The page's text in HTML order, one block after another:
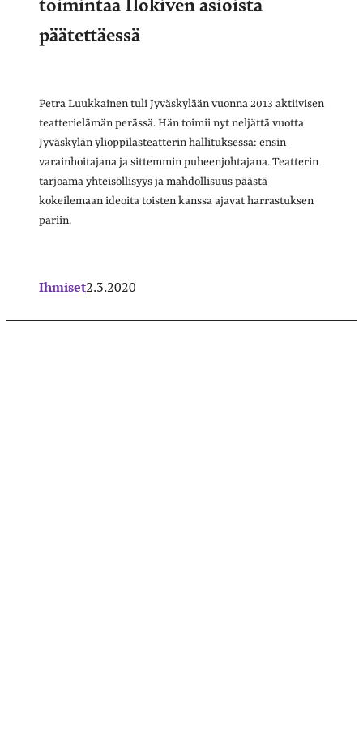
päätettäessä
Petra Luukkainen tuli Jyväskylään vuonna 2013 aktiivisen
teatterielämän perässä. Hän toimii nyt neljättä vuotta
Jyväskylän ylioppilasteatterin hallituksessa: ensin
varainhoitajana ja sittemmin puheenjohtajana. Teatterin
tarjoama yhteisöllisyys ja mahdollisuus päästä
kokeilemaan ideoita toisten kanssa ajavat harrastuksen
pariin.
Ihmiset2.3.2020